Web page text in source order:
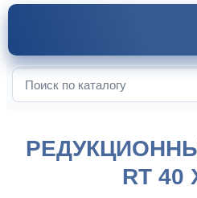
Искать:
RT 40